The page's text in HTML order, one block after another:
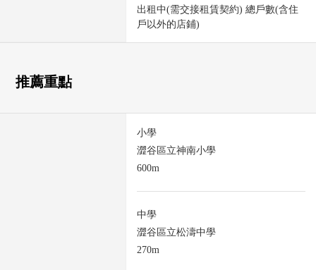
出租中(需交接租賃契約) 總戶數(含住
戶以外的店鋪)
推薦重點
小學
澀谷區立神南小學
600m
中學
澀谷區立松濤中學
270m